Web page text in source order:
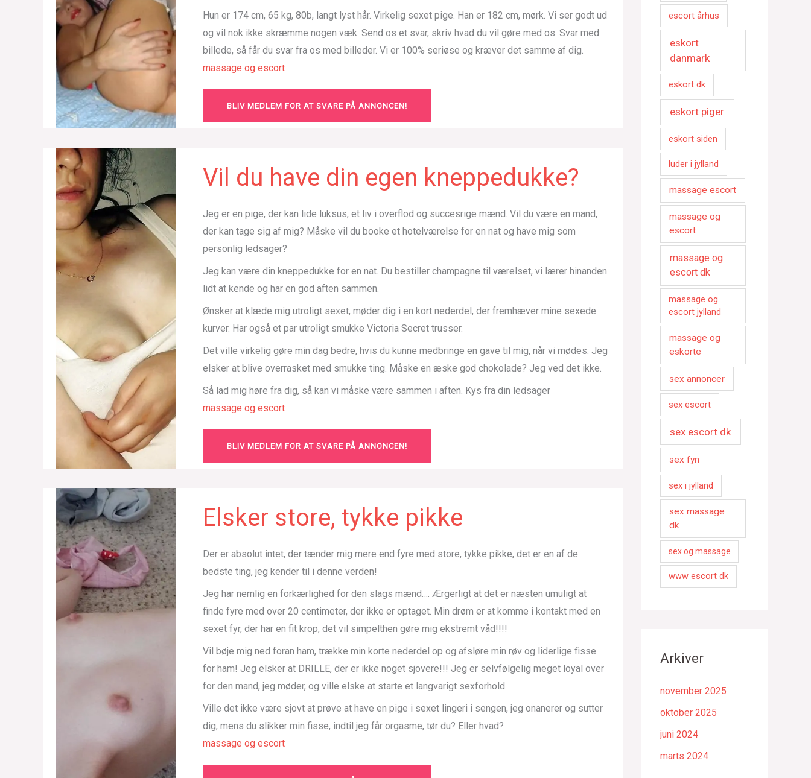
Hun er 174 cm, 65 kg, 80b, langt lyst hår. Virkelig sexet pige. Han er 182 cm, mørk. Vi ser godt ud
og vil nok ikke skræmme nogen væk. Send os et svar, skriv hvad du vil gøre med os. Svar med
billede, så får du svar fra os med billeder. Vi er 100% seriøse og kræver det samme af dig.
massage og escort
BLIV MEDLEM FOR AT SVARE PÅ ANNONCEN!
Vil du have din egen kneppedukke?
Jeg er en pige, der kan lide luksus, et liv i overflod og succesrige mænd. Vil du være en mand,
der kan tage sig af mig? Måske vil du booke et hotelværelse for en nat og have mig som
personlig ledsager?
Jeg kan være din kneppedukke for en nat. Du bestiller champagne til værelset, vi lærer hinanden
lidt at kende og har en god aften sammen.
Ønsker at klæde mig utroligt sexet, møder dig i en kort nederdel, der fremhæver mine sexede
kurver. Har også et par utroligt smukke Victoria Secret trusser.
Det ville virkelig gøre min dag bedre, hvis du kunne medbringe en gave til mig, når vi mødes. Jeg
elsker at blive overrasket med smukke ting. Måske en æske god chokolade? Jeg ved det ikke.
Så lad mig høre fra dig, så kan vi måske være sammen i aften. Kys fra din ledsager
massage og escort
BLIV MEDLEM FOR AT SVARE PÅ ANNONCEN!
Elsker store, tykke pikke
Der er absolut intet, der tænder mig mere end fyre med store, tykke pikke, det er en af de
bedste ting, jeg kender til i denne verden!
Jeg har nemlig en forkærlighed for den slags mænd…. Ærgerligt at det er næsten umuligt at
finde fyre med over 20 centimeter, der ikke er optaget. Min drøm er at komme i kontakt med en
sexet fyr, der har en fit krop, det vil simpelthen gøre mig ekstremt våd!!!!
Vil bøje mig ned foran ham, trække min korte nederdel op og afsløre min røv og liderlige fisse
for ham! Jeg elsker at DRILLE, der er ikke noget sjovere!!! Jeg er selvfølgelig meget loyal over
for den mand, jeg møder, og ville elske at starte et langvarigt sexforhold.
Ville det ikke være sjovt at prøve at have en pige i sexet lingeri i sengen, jeg onanerer og sutter
dig, mens du slikker min fisse, indtil jeg får orgasme, tør du? Eller hvad?
massage og escort
escort århus
eskort
danmark
eskort dk
eskort piger
eskort siden
luder i jylland
massage escort
massage og
escort
massage og
escort dk
massage og
escort jylland
massage og
eskorte
sex annoncer
sex escort
sex escort dk
sex fyn
sex i jylland
sex massage
dk
sex og massage
www escort dk
Arkiver
november 2025
oktober 2025
juni 2024
marts 2024